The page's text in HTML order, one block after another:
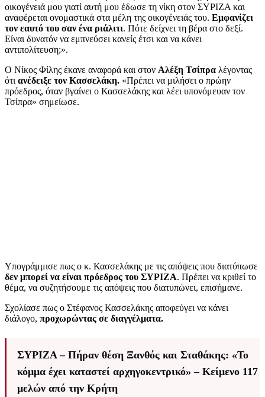
οικογένειά μου γιατί αυτή μου έδωσε τη νίκη στον ΣΥΡΙΖΑ και
αναφέρεται ονομαστικά στα μέλη της οικογένειάς του. Εμφανίζει
τον εαυτό του σαν ένα ριάλιτι. Πότε δείχνει τη βέρα στο δεξί.
Είναι δυνατόν να εμπνεύσει κανείς έτσι και να κάνει
αντιπολίτευση;».
Ο Νίκος Φίλης έκανε αναφορά και στον Αλέξη Τσίπρα λέγοντας
ότι ανέδειξε τον Κασσελάκη. «Πρέπει να μιλήσει ο πρώην
πρόεδρος, όταν βγαίνει ο Κασσελάκης και λέει υπονόμευαν τον
Τσίπρα» σημείωσε.
Υπογράμμισε πως ο κ. Κασσελάκης με τις απόψεις που διατύπωσε
δεν μπορεί να είναι πρόεδρος του ΣΥΡΙΖΑ. Πρέπει να κριθεί το
θέμα, να συζητήσουμε τις απόψεις που διατυπώνει, επισήμανε.
Σχολίασε πως ο Στέφανος Κασσελάκης αποφεύγει να κάνει
διάλογο, προχωρώντας σε διαγγέλματα.
ΣΥΡΙΖΑ – Πήραν θέση Ξανθός και Σταθάκης: «Το
κόμμα έχει καταστεί αρχηγοκεντρικό» – Κείμενο 117
μελών από την Κρήτη